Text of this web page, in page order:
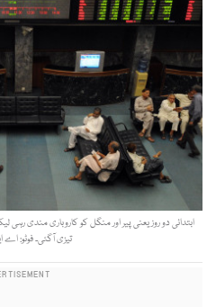
ابتدائی دو روز یعنی پیر اور منگل کو کاروباری مندی
تیزی آگئی۔ فوٹو: